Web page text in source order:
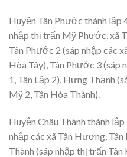
Huyện Tân Phước thành lập
nhập thị trấn Mỹ Phước, xã
Tân Phước 2 (sáp nhập các
Hòa Tây), Tân Phước 3 (sáp
1, Tân Lập 2), Hưng Thạnh
Mỹ 2, Tân Hòa Thành).
Huyện Châu Thành thành
nhập các xã Tân Hương,
Thành (sáp nhập thị trấn Tân